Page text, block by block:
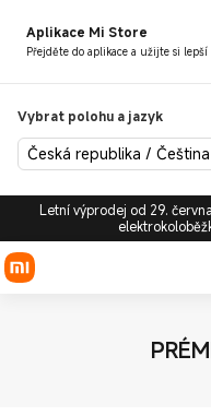
Aplikace Mi Store
Přejděte do aplikace a užijte si
Vybrat polohu a jazyk
Česká republika / Čeština
Letní výprodej od 29.